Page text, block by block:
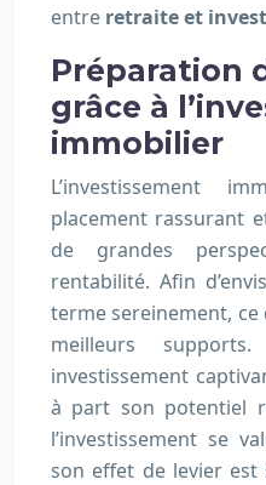
entre retraite et
Préparation
grâce à
immobilier
L’investissement
placement rassurant
de grandes
rentabilité. Afin
terme sereinement,
meilleurs
investissement
à part son potentiel
l’investissement se
son effet de levier est